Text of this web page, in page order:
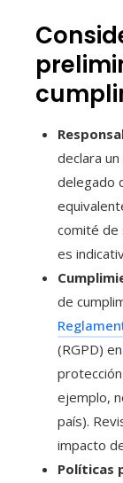
declara
delegado
comité de
es
de
(RGPD)
ejemplo,
país).
impacto
Políticas